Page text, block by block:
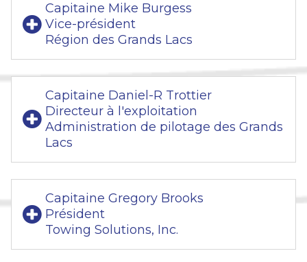
Capitaine Mike Burgess
Vice-président
Région des Grands Lacs
Capitaine Daniel-R Trottier
Directeur à l'exploitation
Administration de pilotage des Grands
Lacs
Capitaine Gregory Brooks
Président
Towing Solutions, Inc.